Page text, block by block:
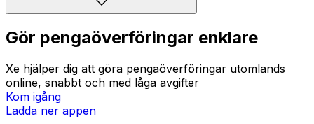
Gör pengaöverföringar enklare
Xe hjälper dig att göra pengaöverföringar utomlands
online, snabbt och med låga avgifter
Kom igång
Ladda ner appen